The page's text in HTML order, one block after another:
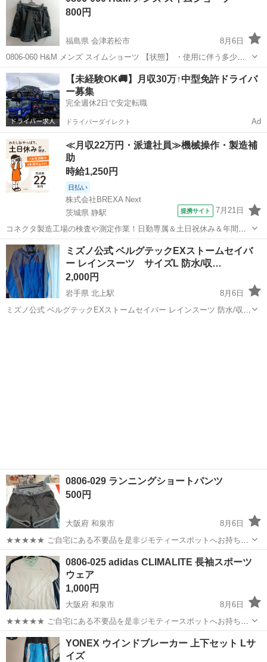
などはありません。 見落としが...
800円
福島県 会津若松市
8月6日
0806-060 H&M メンズ スイムショーツ 【状態】 ・使用に伴う多少の
スレ、キズ、落としきれない汚れなどございます ・詳細は現地でご確
認ください ・お値引きは出来かねますのでご了承願います ※中古品...
福島 会津若松市 スポーツウェア 現地
【未経験OK🚚】月収30万↑中型免許ドライバ
ー募集
完全週休2日で安定転職
ドライバーダイレクト Ad
≪月収22万円・派遣社員≫機械操作・製造補
助
時給1,250円
日払い
株式会社BREXA Next
茨城県 静駅
提携サイト 7月21日
コネクタ製造工場の検査や測定作業！日勤専属＆土日祝休み＆年間休
日128日★クリーンルーム内作業★マイカー通勤OK＆無料駐車場あり
★就業先食堂利用可！日払い制度あり！《茨城県常陸大宮市》 人気の
工場のお仕事 ◇コネクタ製造工...
茨城 常陸大宮市 静駅 その他
ミズノ公式 ベルグテックEXストームセイバ
ー レインスーツ サイズL 防水/収…
2,000円
岩手県 北上駅
8月6日
ミズノ公式 ベルグテックEXストームセイバー レインスーツ 防水/収納
0806-029 ランニングショートパンツ
500円
大阪府 和泉市
8月6日
★★★★★ ご自宅にある不要品を是非ジモティースポットへお持ち込
みしませんか？ 家電、趣味・スポーツ・レジャー用品、こども用品、
衣料服飾品、生活雑貨、家具、本、CD・DVDなどが無料でまとめて持
ち込めます！ ※詳細はこ...
大阪 和泉市 ショートパンツ
0806-025 adidas CLIMALITE 長袖スポーツ
ウェア
1,000円
大阪府 和泉市
8月6日
★★★★★ ご自宅にある不要品を是非ジモティースポットへお持ち込
みしませんか？ 家電、趣味・スポーツ・レジャー用品、こども用品、
衣料服飾品、生活雑貨、家具、本、CD・DVDなどが無料でまとめて持
ち込めます！ ※詳細はこ...
大阪 和泉市 スポーツウェア adidas
YONEX ウインドブレーカー 上下セット Lサ
イズ